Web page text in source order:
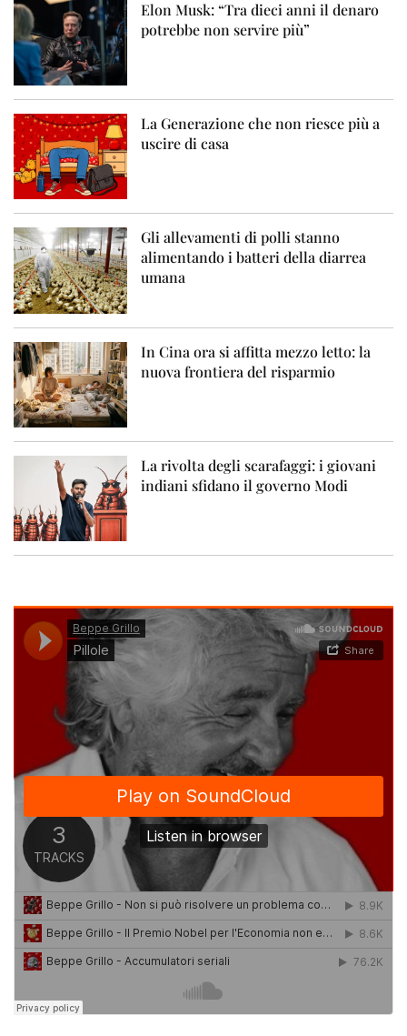
Elon Musk: “Tra dieci anni il denaro
potrebbe non servire più”
La Generazione che non riesce più a
uscire di casa
Gli allevamenti di polli stanno
alimentando i batteri della diarrea
umana
In Cina ora si affitta mezzo letto: la
nuova frontiera del risparmio
La rivolta degli scarafaggi: i giovani
indiani sfidano il governo Modi